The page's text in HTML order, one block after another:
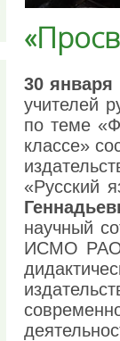
30 января
учителей
по теме
классе»
«Русский
научный
ИСМО РАО.